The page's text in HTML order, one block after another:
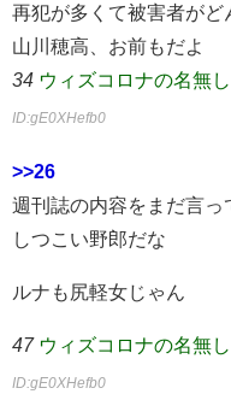
再犯が多くて被害者がど
山川穂高、お前もだよ
34 ウィズコロナの名無し
ID:gE0XHefb0
>>26
週刊誌の内容をまだ言っ
しつこい野郎だな
ルナも尻軽女じゃん
47 ウィズコロナの名無し
ID:gE0XHefb0